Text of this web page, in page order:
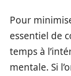
Pour
essentiel de
temps à
mentale. Si